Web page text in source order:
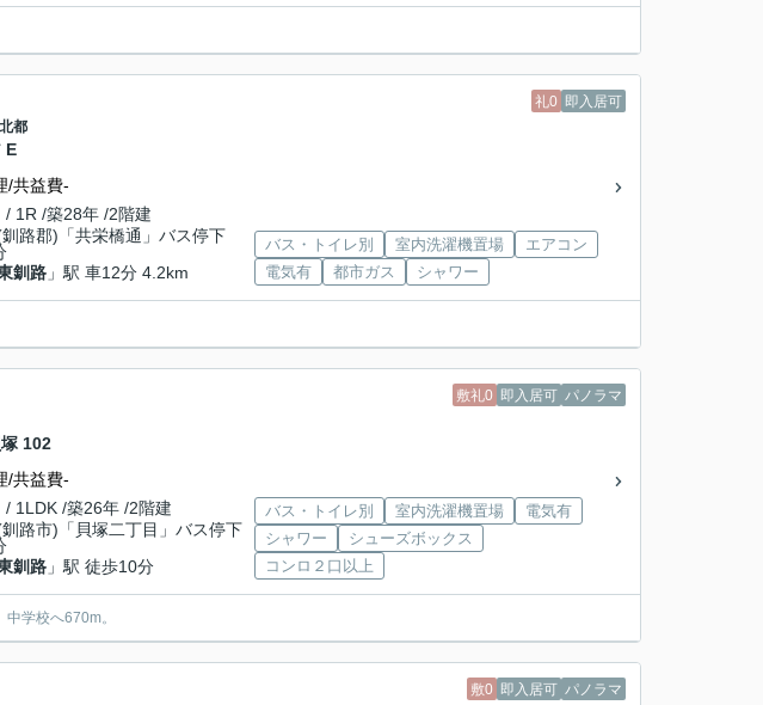
礼0 即入居可
北都
E
/共益費-
/ 1R /築28年 /2階建
路郡)「共栄橋通」バス停下
釧路 」駅 車12分 4.2km
バス・トイレ別 室内洗濯機置場
エアコン
電気有
都市ガス シャワー
敷礼0 即入居可 パノラマ
102
/共益費-
/ 1LDK /築26年 /2階建
路市)「貝塚二丁目」バス停下
釧路 」駅 徒歩10分
バス・トイレ別 室内洗濯機置場
電気有
シャワー
シューズボックス
コンロ２口以上
学校へ670m。
敷0 即入居可 パノラマ